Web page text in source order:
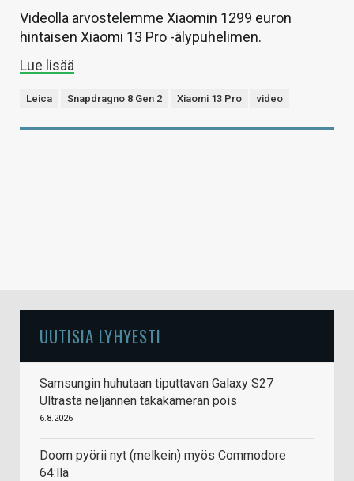
Videolla arvostelemme Xiaomin 1299 euron
hintaisen Xiaomi 13 Pro -älypuhelimen.
Lue lisää
Leica Snapdragno 8 Gen 2 Xiaomi 13 Pro video
UUTISIA LYHYESTI
Samsungin huhutaan tiputtavan Galaxy S27
Ultrasta neljännen takakameran pois
6.8.2026
Doom pyörii nyt (melkein) myös Commodore
64:llä